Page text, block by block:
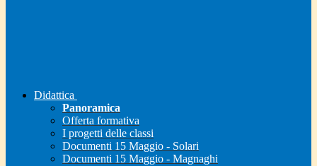
Didattica
Panoramica
Offerta formativa
I progetti delle classi
Documenti 15 Maggio - Solari
Documenti 15 Maggio - Magnaghi